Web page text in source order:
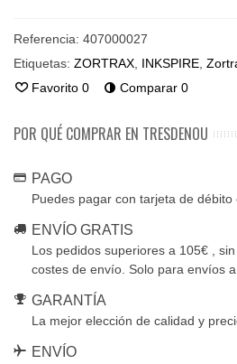
Referencia: 407000027
Etiquetas: ZORTRAX INKSPIRE
Favorito 0 Comparar 0
POR QUÉ COMPRAR EN TRESDENOU
PAGO
Puedes pagar con tarjeta de débito
ENVÍO GRATIS
Los pedidos superiores a 105€ ,
costes de envío. Solo para envíos a
GARANTÍA
La mejor elección de calidad y
ENVÍO